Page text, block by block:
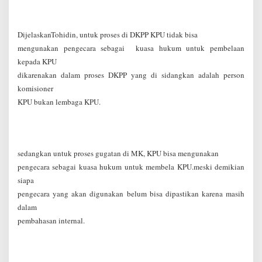
DijelaskanTohidin, untuk proses di DKPP KPU tidak bisa
mengunakan pengecara sebagai kuasa hukum untuk pembelaan
kepada KPU
dikarenakan dalam proses DKPP yang di sidangkan adalah person
komisioner
KPU bukan lembaga KPU.
sedangkan untuk proses gugatan di MK, KPU bisa mengunakan
pengecara sebagai kuasa hukum untuk membela KPU.meski demikian
siapa
pengecara yang akan digunakan belum bisa dipastikan karena masih
dalam
pembahasan internal.